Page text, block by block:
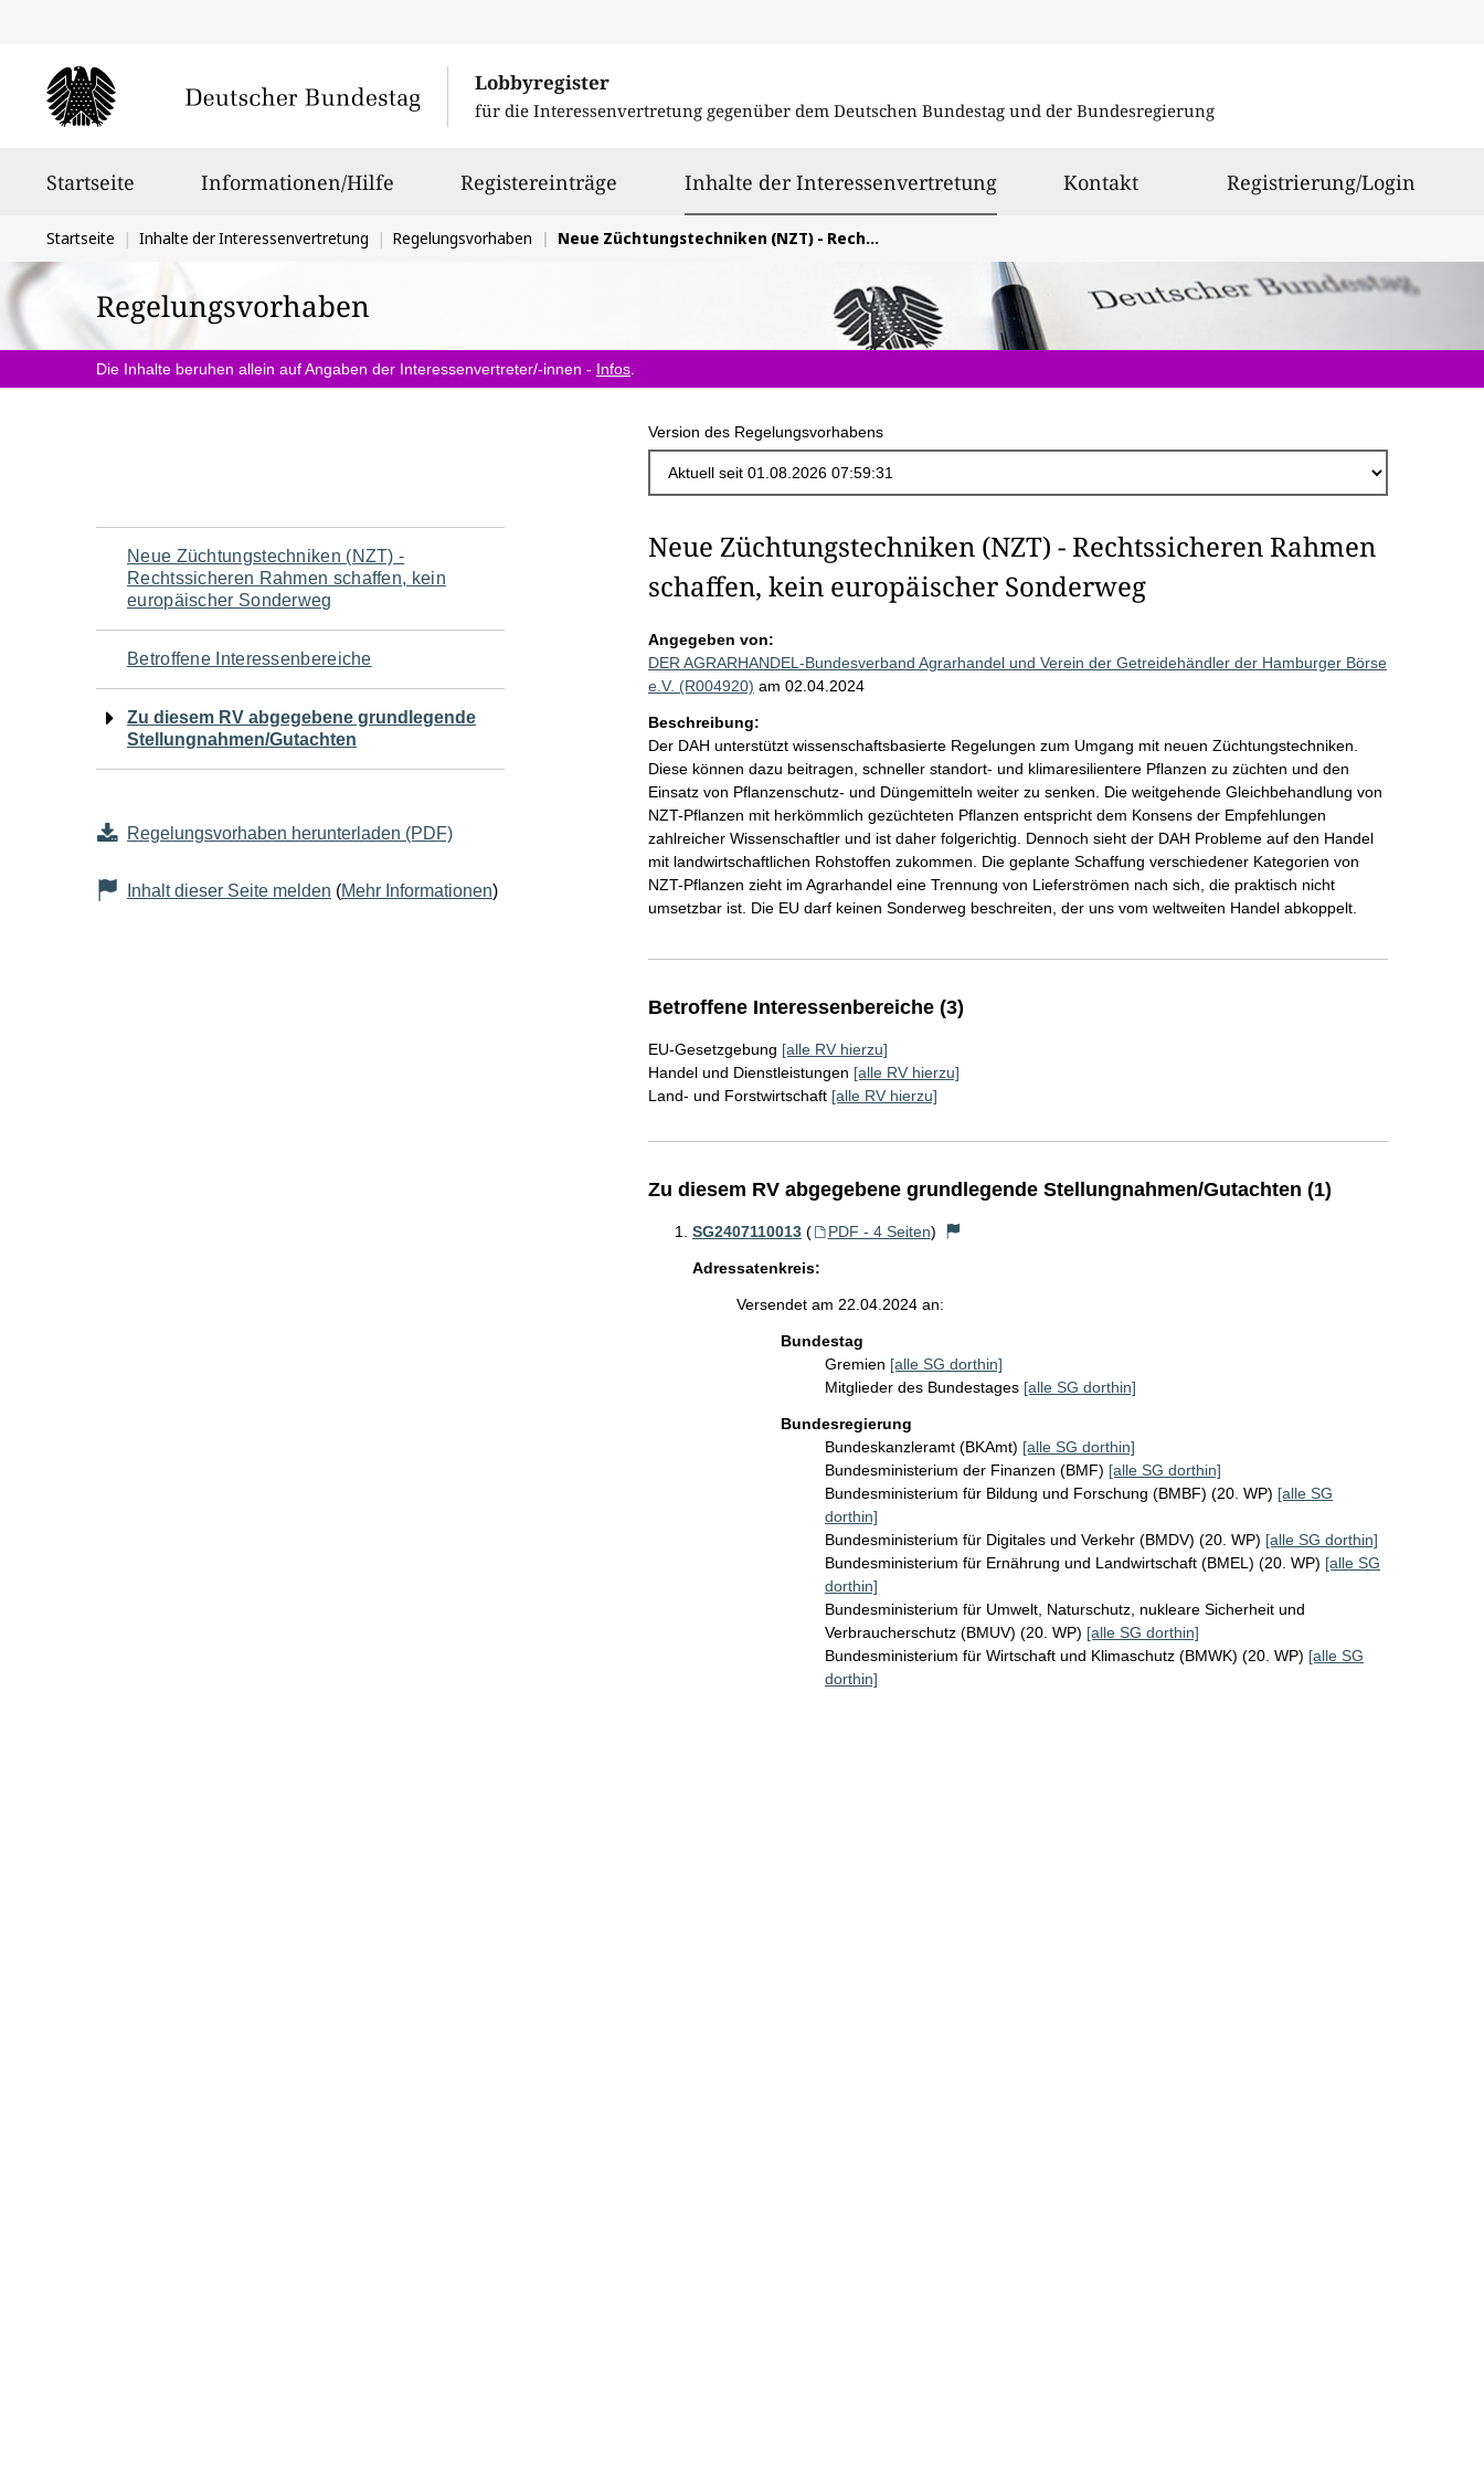
Lobbyregister
für die Interessenvertretung gegenüber dem Deutschen Bundestag und der Bundesregierung
Startseite Informationen/Hilfe Registereinträge Inhalte der Interessenvertretungausgewählt
Kontakt Registrierung/Login
Sie
befinden
sich
hier:
Startseite Inhalte der Interessenvertretung Regelungsvorhaben Neue Züchtungstechniken (NZT) - Rechtssicheren Rahmen schaffen, kein europäischer Sonderweg
Regelungsvorhaben
Die Inhalte beruhen allein auf Angaben der Interessenvertreter/-innen - Infos
Version des Regelungsvorhabens
Navigation
für
den
Seiteninhalt
Neue Züchtungstechniken (NZT) -
Rechtssicheren Rahmen schaffen, kein
europäischer Sonderweg
Betroffene Interessenbereiche
Zu diesem RV abgegebene grundlegende
Stellungnahmen/Gutachten
Regelungsvorhaben herunterladen (PDF)
Inhalt dieser Seite melden (Mehr Informationen)
Neue Züchtungstechniken (NZT) - Rechtssicheren Rahmen
schaffen, kein europäischer Sonderweg
Angegeben von:
DER AGRARHANDEL-Bundesverband Agrarhandel und Verein der Getreidehändler der Hamburger Börse
e.V. (R004920) am 02.04.2024
Beschreibung:
Der DAH unterstützt wissenschaftsbasierte Regelungen zum Umgang mit neuen Züchtungstechniken.
Diese können dazu beitragen, schneller standort- und klimaresilientere Pflanzen zu züchten und den
Einsatz von Pflanzenschutz- und Düngemitteln weiter zu senken. Die weitgehende Gleichbehandlung von
NZT-Pflanzen mit herkömmlich gezüchteten Pflanzen entspricht dem Konsens der Empfehlungen
zahlreicher Wissenschaftler und ist daher folgerichtig. Dennoch sieht der DAH Probleme auf den Handel
mit landwirtschaftlichen Rohstoffen zukommen. Die geplante Schaffung verschiedener Kategorien von
NZT-Pflanzen zieht im Agrarhandel eine Trennung von Lieferströmen nach sich, die praktisch nicht
umsetzbar ist. Die EU darf keinen Sonderweg beschreiten, der uns vom weltweiten Handel abkoppelt.
Betroffene Interessenbereiche (3)
EU-Gesetzgebung [alle RV hierzu]
Handel und Dienstleistungen [alle RV hierzu]
Land- und Forstwirtschaft [alle RV hierzu]
Zu diesem RV abgegebene grundlegende Stellungnahmen/Gutachten (1)
SG2407110013 ( PDF - 4 Seiten)
Adressatenkreis:
Versendet am 22.04.2024 an:
Bundestag
Gremien [alle SG dorthin]
Mitglieder des Bundestages [alle SG dorthin]
Bundesregierung
Bundeskanzleramt (BKAmt) [alle SG dorthin]
Bundesministerium der Finanzen (BMF) [alle SG dorthin]
Bundesministerium für Bildung und Forschung (BMBF) (20. WP) [alle SG
dorthin]
Bundesministerium für Digitales und Verkehr (BMDV) (20. WP) [alle SG dorthin]
Bundesministerium für Ernährung und Landwirtschaft (BMEL) (20. WP) [alle SG
dorthin]
Bundesministerium für Umwelt, Naturschutz, nukleare Sicherheit und
Verbraucherschutz (BMUV) (20. WP) [alle SG dorthin]
Bundesministerium für Wirtschaft und Klimaschutz (BMWK) (20. WP) [alle SG
dorthin]